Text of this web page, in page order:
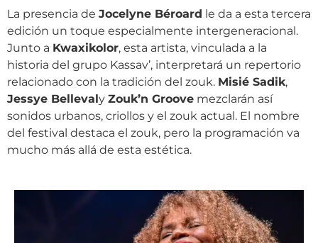
La presencia de Jocelyne Béroard le da a esta tercera
edición un toque especialmente intergeneracional.
Junto a Kwaxikolor, esta artista, vinculada a la
historia del grupo Kassav’, interpretará un repertorio
relacionado con la tradición del zouk. Misié Sadik,
Jessye Bellevaly Zouk’n Groove mezclarán así
sonidos urbanos, criollos y el zouk actual. El nombre
del festival destaca el zouk, pero la programación va
mucho más allá de esta estética.